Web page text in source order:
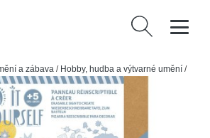
Vyhledávání
a zábava / Hobby, hudba a výtvarné umění /
- Vesmír